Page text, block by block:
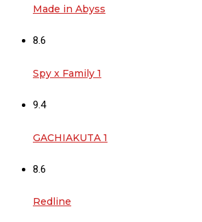
Made in Abyss
8.6
Spy x Family 1
9.4
GACHIAKUTA 1
8.6
Redline